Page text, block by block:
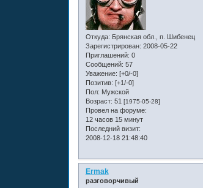
Откуда: Брянская обл., п. Шибенец
Зарегистрирован: 2008-05-22
Приглашений: 0
Сообщений: 57
Уважение: [+0/-0]
Позитив: [+1/-0]
Пол: Мужской
Возраст: 51 [1975-05-28]
Провел на форуме:
12 часов 15 минут
Последний визит:
2008-12-18 21:48:40
Ermak
разговорчивый